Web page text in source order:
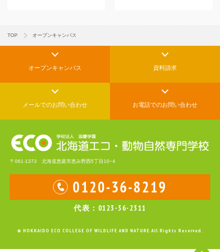
TOP オープンキャンパス
オープンキャンパス 資料請求
メールでのお問い合わせ お電話でのお問い合わせ
〒061-1373 北海道恵庭市恵み野西5丁目10−4
0120-36-8219
代表：0123-36-2311
© HOKKAIDO ECO COLLEGE OF WILDLIFE AND NATURE All Rights Reserved.